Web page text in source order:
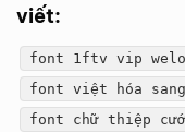
viết:
font 1ftv vip
font việt hóa
font chữ thiệp